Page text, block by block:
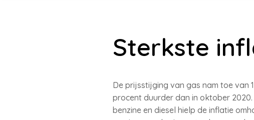
Sterkste
De prijsstijging van gas nam toe van
procent duurder dan in oktober
benzine en diesel hielp de inflatie